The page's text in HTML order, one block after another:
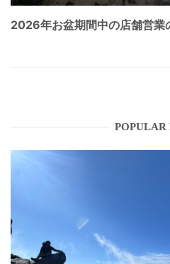
2026年お盆期間中の店舗営業
POPULAR